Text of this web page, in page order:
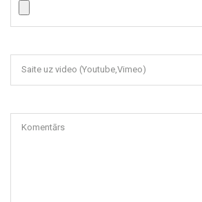
Saite uz video (Youtube,Vimeo)
Komentārs